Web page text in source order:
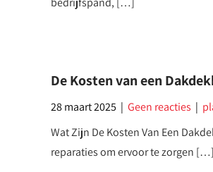
De Kosten van een
28 maart 2025 | Geen reacties |
Wat Zijn De Kosten Van Een
reparaties om ervoor te zorgen […]